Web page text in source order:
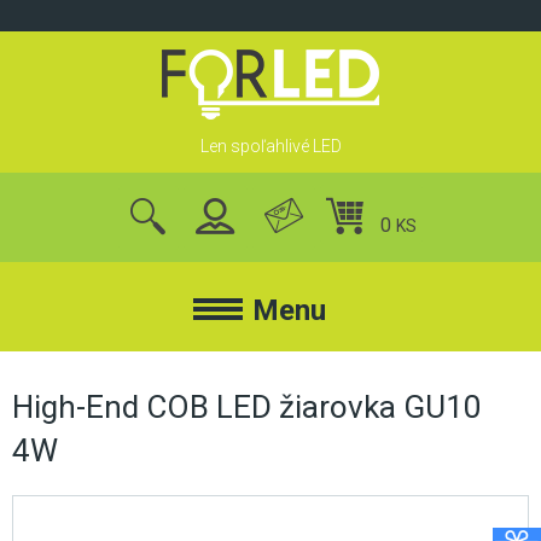
to
Len spoľahlivé LED
0 KS
Menu
FORLED
KONTAKT
High-End COB LED žiarovka GU10
4W